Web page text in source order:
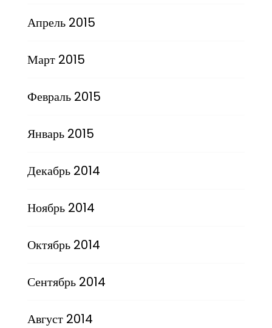
Апрель 2015
Март 2015
Февраль 2015
Январь 2015
Декабрь 2014
Ноябрь 2014
Октябрь 2014
Сентябрь 2014
Август 2014